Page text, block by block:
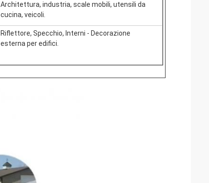
Architettura, industria, scale mobili, utensili da
cucina, veicoli.
Riflettore, Specchio, Interni - Decorazione
esterna per edifici.